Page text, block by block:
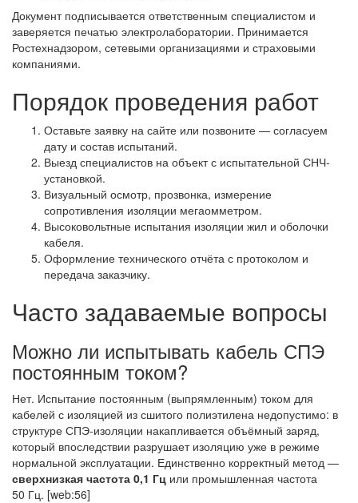
Документ подписывается ответственным специалистом и
заверяется печатью электролаборатории. Принимается
Ростехнадзором, сетевыми организациями и страховыми
компаниями.
Порядок проведения работ
Оставьте заявку на сайте или позвоните — согласуем
дату и состав испытаний.
Выезд специалистов на объект с испытательной СНЧ-
установкой.
Визуальный осмотр, прозвонка, измерение
сопротивления изоляции мегаомметром.
Высоковольтные испытания изоляции жил и оболочки
кабеля.
Оформление технического отчёта с протоколом и
передача заказчику.
Часто задаваемые вопросы
Можно ли испытывать кабель СПЭ
постоянным током?
Нет. Испытание постоянным (выпрямленным) током для
кабелей с изоляцией из сшитого полиэтилена недопустимо: в
структуре СПЭ-изоляции накапливается объёмный заряд,
который впоследствии разрушает изоляцию уже в режиме
нормальной эксплуатации. Единственно корректный метод —
сверхнизкая частота 0,1 Гц или промышленная частота
50 Гц. [web:56]